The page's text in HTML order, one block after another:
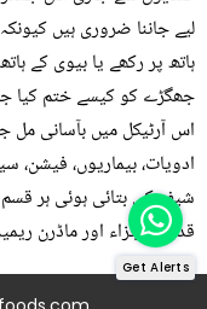
لیے جاننا ضروری ہیں
ہاتھ پر رکھے یا بیوی کے
جھگڑے کو کیسے ختم کیا
اس آرٹیکل میں بآسانی مل
ادویات، بیماریوں، فیشن،
شیف کی بتائی ہوئی ہر
قدرتی اجزاء اور ماڈرن
Get Alerts